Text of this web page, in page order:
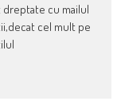
dreptate cu mailul
cel mult pe